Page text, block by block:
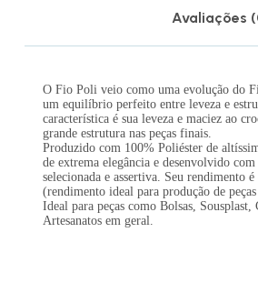
Avaliações
O Fio Poli veio como uma evolução do
um equilíbrio perfeito entre leveza e
característica é sua leveza e maciez ao
grande estrutura nas peças finais.
Produzido com 100% Poliéster de
de extrema elegância e desenvolvido
selecionada e assertiva. Seu rendimento
(rendimento ideal para produção de
Ideal para peças como Bolsas, Sousplast,
Artesanatos em geral.